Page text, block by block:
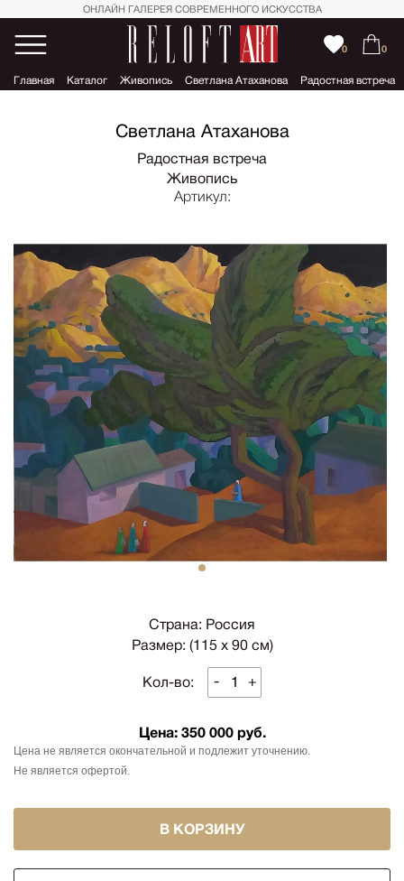
ОНЛАЙН ГАЛЕРЕЯ СОВРЕМЕННОГО ИСКУССТВА
0 0
Главная Каталог Живопись Светлана Атаханова Радостная встреча
Светлана Атаханова
Радостная встреча
Живопись
Артикул:
Страна: Россия
Размер: (115 х 90 см)
Кол-во: - +
Цена: 350 000 руб.
Цена не является окончательной и подлежит уточнению.
Не является офертой.
В КОРЗИНУ